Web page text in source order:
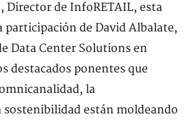
Director de InfoRETAIL, esta
participación de David Albalate,
Data Center Solutions en
destacados ponentes que
la
sostenibilidad están moldeando